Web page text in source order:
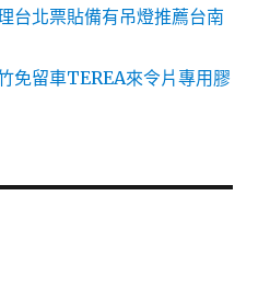
台北票貼備有吊燈推薦台南
免留車TEREA來令片專用膠